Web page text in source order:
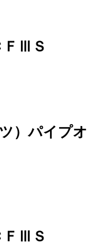
ＦⅢＳ
）パイプオ
ＦⅢＳ